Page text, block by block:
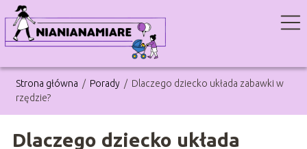
Strona główna / Porady / Dlaczego dziecko układa zabawki w
rzędzie?
Dlaczego dziecko układa